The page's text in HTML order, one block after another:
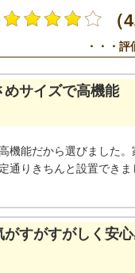
（
・・・評
めサイズで高機能
機能だから選びました。
通りきちんと設置できま
がすがすがしく安